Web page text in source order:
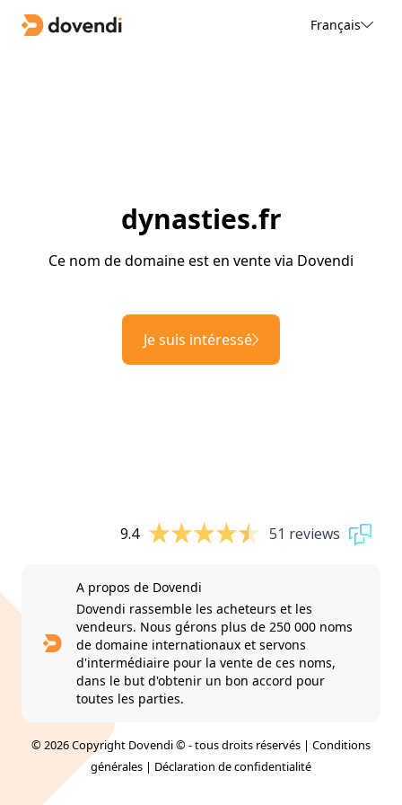
Français
dynasties.fr
Ce nom de domaine est en vente via Dovendi
Je suis intéressé
9.4 51 reviews
A propos de Dovendi
Dovendi rassemble les acheteurs et les
vendeurs. Nous gérons plus de 250 000 noms
de domaine internationaux et servons
d'intermédiaire pour la vente de ces noms,
dans le but d'obtenir un bon accord pour
toutes les parties.
© 2026 Copyright Dovendi © - tous droits réservés | Conditions
générales | Déclaration de confidentialité